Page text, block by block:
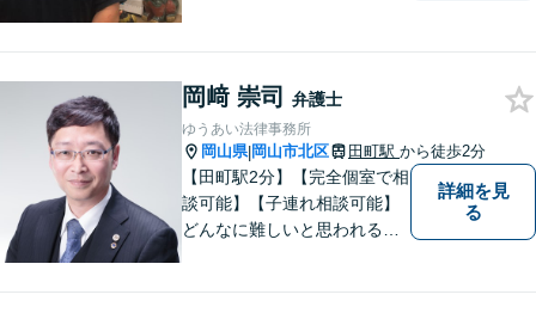
岡﨑 崇司 弁護士
ゆうあい法律事務所
岡山県|岡山市北区 田町駅 から徒歩2分
【田町駅2分】【完全個室で相
談可能】【子連れ相談可能】
どんなに難しいと思われる案
詳細を見
る